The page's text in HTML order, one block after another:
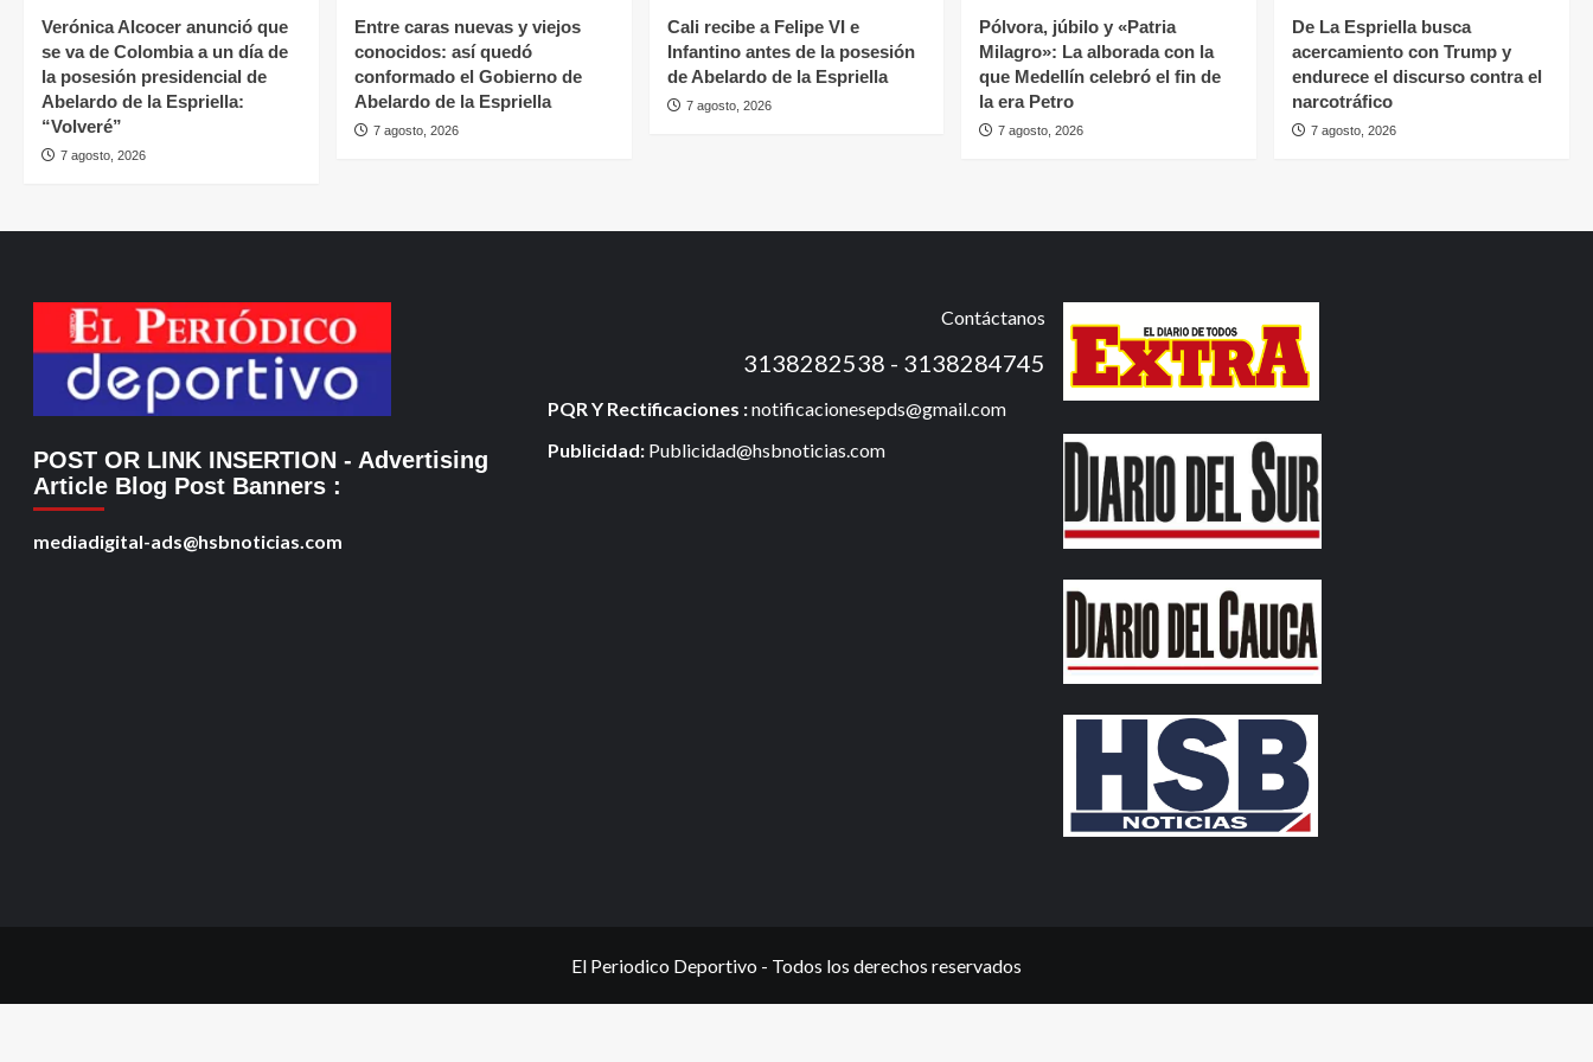
Verónica Alcocer anunció que
se va de Colombia a un día de
la posesión presidencial de
Abelardo de la Espriella:
“Volveré”
7 agosto, 2026
Entre caras nuevas y viejos
conocidos: así quedó
conformado el Gobierno de
Abelardo de la Espriella
7 agosto, 2026
Cali recibe a Felipe VI e
Infantino antes de la posesión
de Abelardo de la Espriella
7 agosto, 2026
Pólvora, júbilo y «Patria
Milagro»: La alborada con la
que Medellín celebró el fin de
la era Petro
7 agosto, 2026
De La Espriella busca
acercamiento con Trump y
endurece el discurso contra el
narcotráfico
7 agosto, 2026
POST OR LINK INSERTION - Advertising
Article Blog Post Banners :
mediadigital-ads@hsbnoticias.com
Contáctanos
3138282538 - 3138284745
PQR Y Rectificaciones :notificacionesepds@gmail.com
Publicidad: Publicidad@hsbnoticias.com